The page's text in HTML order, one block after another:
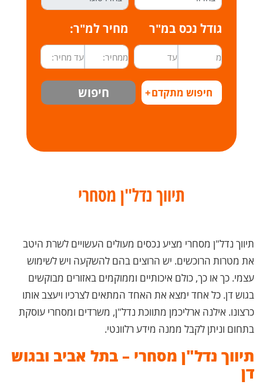
גודל נכס במ"ר מחיר למ"ר:
חיפוש מתקדם+ חיפוש
תיווך נדל"ן מסחרי
תיווך נדל"ן מסחרי מציע נכסים מעולים העשויים לשרת היטב
את מטרות הרוכשים. יש הרוצים בהם להשקעה ויש לשימוש
עצמי. כך או כך, כולם איכותיים וממוקמים באזורים מבוקשים
בגוש דן. כל אחד ימצא את האחד המתאים לצרכיו ויעצב אותו
כרצונו. אילנה ארליכמן מתווכת נדל"ן, משרדים ומסחרי עוסקת
בתחום וניתן לקבל ממנה מידע רלוונטי.
תיווך נדל"ן מסחרי – בתל אביב ובגוש
דן